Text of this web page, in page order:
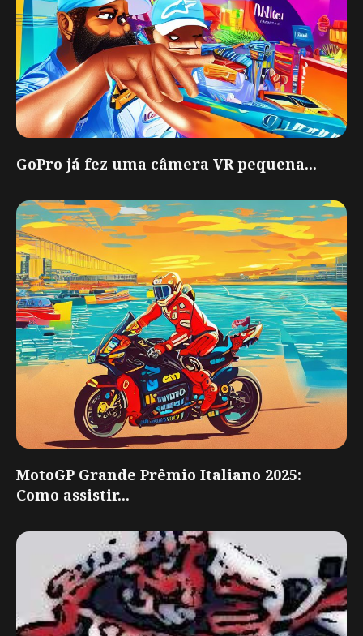
GoPro já fez uma câmera VR pequena...
MotoGP Grande Prêmio Italiano 2025:
Como assistir...